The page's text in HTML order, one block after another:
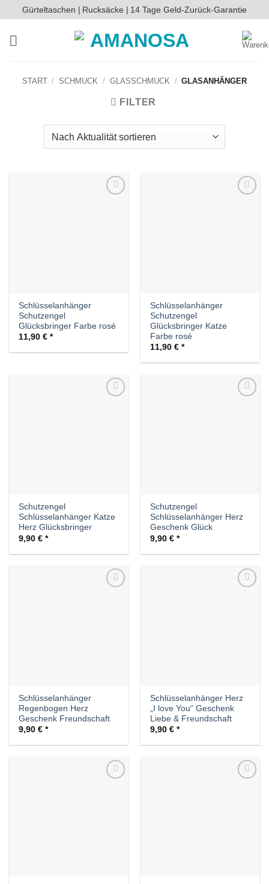
Inhalt
springen
Gürteltaschen | Rucksäcke | 14 Tage Geld-Zurück-Garantie
START / SCHMUCK / GLASSCHMUCK / GLASANHÄNGER
FILTER
Schlüsselanhänger
Schutzengel
Glücksbringer Farbe rosé
11,90€
Schlüsselanhänger
Schutzengel
Glücksbringer Katze
Farbe rosé
11,90€
Schutzengel
Schlüsselanhänger Katze
Herz Glücksbringer
9,90€
Schutzengel
Schlüsselanhänger Herz
Geschenk Glück
9,90€
Schlüsselanhänger
Regenbogen Herz
Geschenk Freundschaft
9,90€
Schlüsselanhänger Herz
„I love You“ Geschenk
Liebe & Freundschaft
9,90€